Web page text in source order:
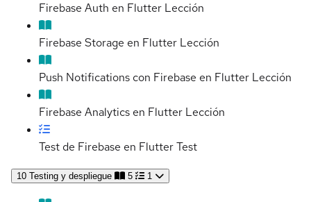
Firebase Auth en Flutter Lección
Firebase Storage en Flutter Lección
Push Notifications con Firebase en Flutter Lección
Firebase Analytics en Flutter Lección
Test de Firebase en FlutterTest
10 Testing y despliegue 5 1